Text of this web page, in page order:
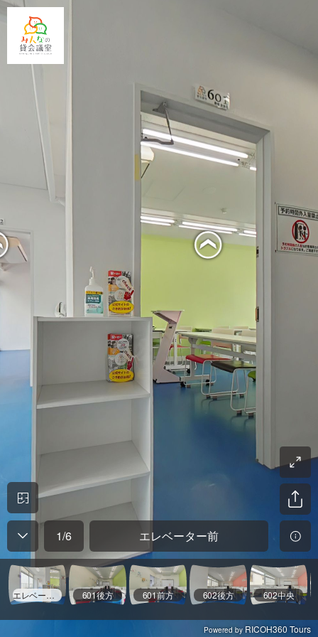
1/6 エレベーター前
エレベーター前 601後方 601前方 602後方 602中央
Powered by RICOH360 Tours